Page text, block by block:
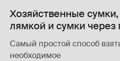
Хозяйственные
лямкой и сумки через
Самый простой способ
необходимое